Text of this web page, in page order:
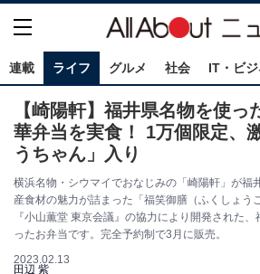
連載 ライフ グルメ 社会 IT・ビ
【崎陽軒】福井県名物を使っ
華弁当を実食！ 1万個限定、
うちゃん」入り
横浜名物・シウマイでおなじみの「崎陽軒」が福
産食材の魅力が詰まった「福笑御膳（ふくしょう
『小山薫堂 東京会議』の協力により開発された
ったお弁当です。完全予約制で3月に販売。
2023.02.13
田辺 紫